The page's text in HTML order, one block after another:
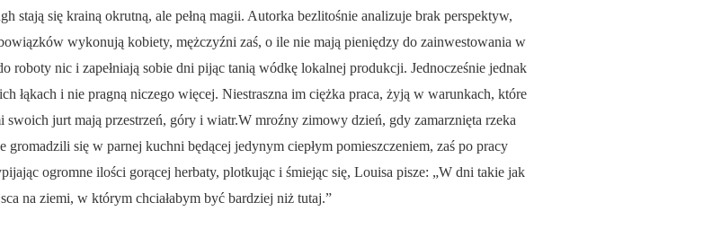
stają się krainą okrutną, ale pełną magii. Autorka bezlitośnie analizuje brak perspektyw,
wykonują kobiety, mężczyźni zaś, o ile nie mają pieniędzy do zainwestowania w
roboty nic i zapełniają sobie dni pijąc tanią wódkę lokalnej produkcji. Jednocześnie jednak
łąkach i nie pragną niczego więcej. Niestraszna im ciężka praca, żyją w warunkach, które
swoich jurt mają przestrzeń, góry i wiatr.W mroźny zimowy dzień, gdy zamarznięta rzeka
gromadzili się w parnej kuchni będącej jedynym ciepłym pomieszczeniem, zaś po pracy
ogromne ilości gorącej herbaty, plotkując i śmiejąc się, Louisa pisze: „W dni takie jak
na ziemi, w którym chciałabym być bardziej niż tutaj.”